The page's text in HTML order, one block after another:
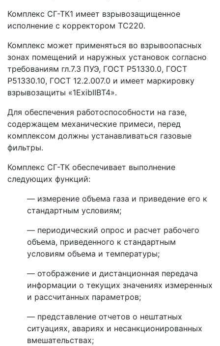
Комплекс СГ-ТК1 имеет взрывозащищенное
исполнение с корректором ТС220.
Комплекс может применяться во взрывоопасных
зонах помещений и наружных установок согласно
требованиям гл.7.3 ПУЭ, ГОСТ Р51330.0, ГОСТ
Р51330.10, ГОСТ 12.2.007.0 и имеет маркировку
взрывозащиты «1ExibIIВT4».
Для обеспечения работоспособности на газе,
содержащем механические примеси, перед
комплексом должны устанавливаться газовые
фильтры.
Комплекс СГ-ТК обеспечивает выполнение
следующих функций:
— измерение объема газа и приведение его к
стандартным условиям;
— периодический опрос и расчет рабочего
объема, приведенного к стандартным
условиям объема и температуры;
— отображение и дистанционная передача
информации о текущих значениях измеренных
и рассчитанных параметров;
— представление отчетов о нештатных
ситуациях, авариях и несанкционированных
вмешательствах;